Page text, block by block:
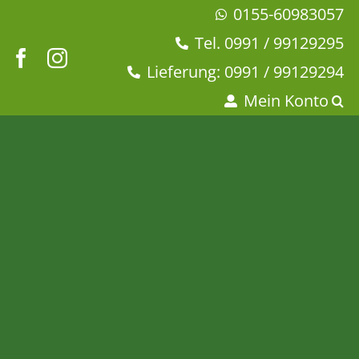
springen
0155-60983057
Tel. 0991 / 99129295
Lieferung: 0991 / 99129294
Mein Konto